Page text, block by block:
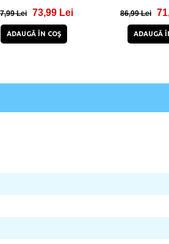
36,99 Lei 33,99 Lei
ADAUGĂ ÎN COŞ